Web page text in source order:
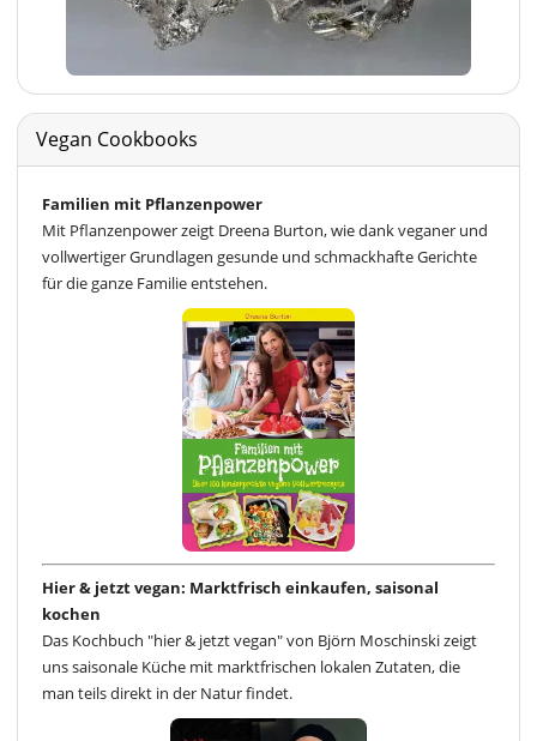
Vegan Cookbooks
Familien mit Pflanzenpower
Mit Pflanzenpower zeigt Dreena Burton, wie dank veganer und
vollwertiger Grundlagen gesunde und schmackhafte Gerichte
für die ganze Familie entstehen.
Hier & jetzt vegan: Marktfrisch einkaufen, saisonal
kochen
Das Kochbuch "hier & jetzt vegan" von Björn Moschinski zeigt
uns saisonale Küche mit marktfrischen lokalen Zutaten, die
man teils direkt in der Natur findet.